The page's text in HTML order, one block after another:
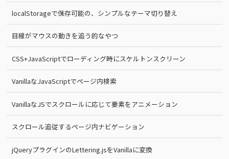
localStorageで保存可能の、シンプルなテーマ切り替え
目線がマウスの動きを追う的なやつ
CSS+JavaScriptでローディング時にスケルトンスクリーン
VanillaなJavaScriptでページ内検索
VanillaなJSでスクロールに応じて要素をアニメーション
スクロール追従するページ内ナビゲーション
jQueryプラグインのLettering.jsをVanillaに変換